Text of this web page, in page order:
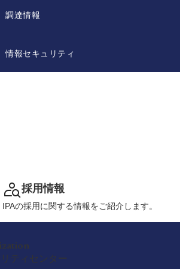
調達情報
情報セキュリティ
採用情報
IPAの採用に関する情報をご紹介します。
ティセンター